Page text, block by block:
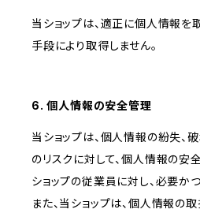
当ショップは、適正に個人情報を
手段により取得しません。
6. 個人情報の安全管理
当ショップは、個人情報の紛失、
のリスクに対して、個人情報の安
ショップの従業員に対し、必要か
また、当ショップは、個人情報の